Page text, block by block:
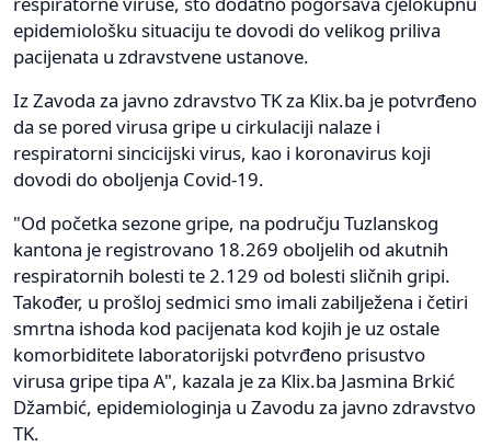
epidemiološku situaciju te dovodi do velikog priliva
pacijenata u zdravstvene ustanove.
Iz Zavoda za javno zdravstvo TK za Klix.ba je potvrđeno
da se pored virusa gripe u cirkulaciji nalaze i
respiratorni sincicijski virus, kao i koronavirus koji
dovodi do oboljenja Covid-19.
"Od početka sezone gripe, na području Tuzlanskog
kantona je registrovano 18.269 oboljelih od akutnih
respiratornih bolesti te 2.129 od bolesti sličnih gripi.
Također, u prošloj sedmici smo imali zabilježena i četiri
smrtna ishoda kod pacijenata kod kojih je uz ostale
komorbiditete laboratorijski potvrđeno prisustvo
virusa gripe tipa A", kazala je za Klix.ba Jasmina Brkić
Džambić, epidemiologinja u Zavodu za javno zdravstvo
TK.